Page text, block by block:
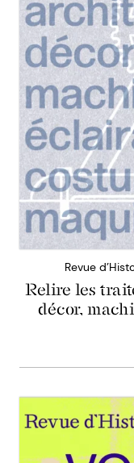
Revue
Relire les
décor,